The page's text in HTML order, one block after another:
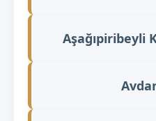
Aşağıpiribeyli